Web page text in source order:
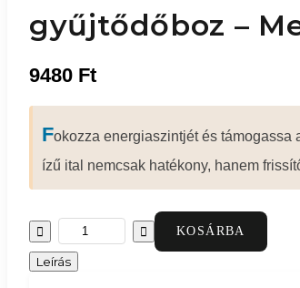
gyűjtődőboz –
9480 Ft
Fokozza energiaszintjét és támogassa
ízű ital nemcsak hatékony, hanem
KOSÁRBA
Leírás